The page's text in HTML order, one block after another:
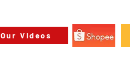
Our Videos